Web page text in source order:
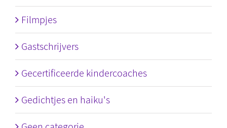
Filmpjes
Gastschrijvers
Gecertificeerde kindercoaches
Gedichtjes en haiku's